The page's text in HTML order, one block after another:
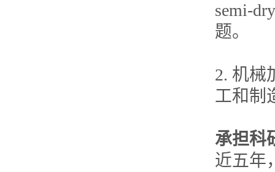
semi-
题。
2. 机械
工和制
承担科
近五年